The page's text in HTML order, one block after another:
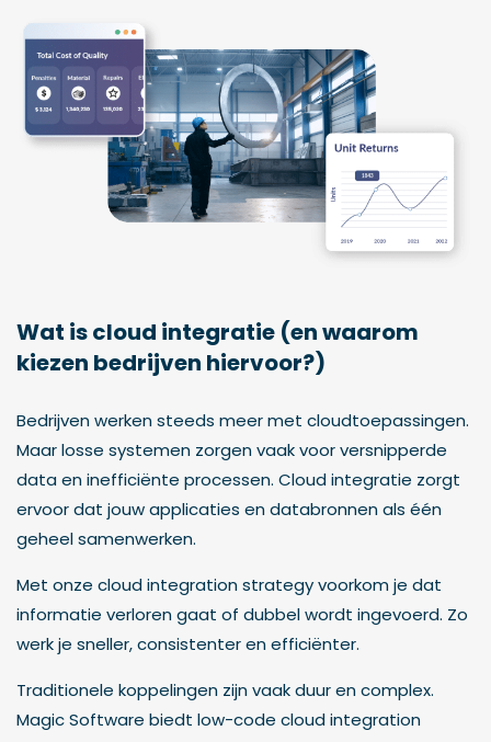
Wat is cloud integratie (en waarom
kiezen bedrijven hiervoor?)
Bedrijven werken steeds meer met cloudtoepassingen.
Maar losse systemen zorgen vaak voor versnipperde
data en inefficiënte processen. Cloud integratie zorgt
ervoor dat jouw applicaties en databronnen als één
geheel samenwerken.
Met onze cloud integration strategy voorkom je dat
informatie verloren gaat of dubbel wordt ingevoerd. Zo
werk je sneller, consistenter en efficiënter.
Traditionele koppelingen zijn vaak duur en complex.
Magic Software biedt low-code cloud integration